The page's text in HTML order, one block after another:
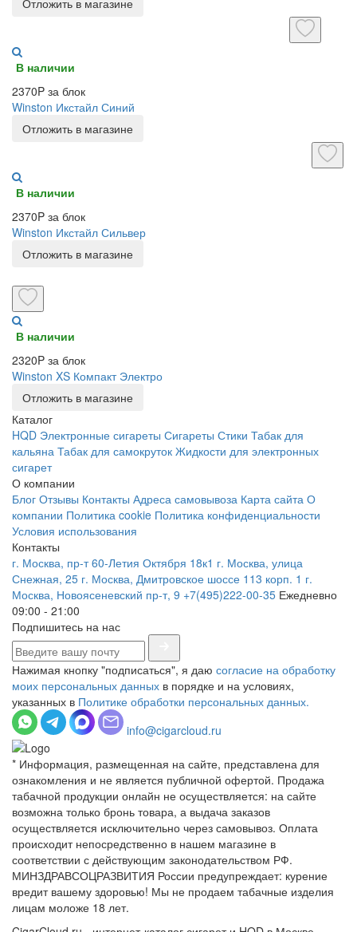
Отложить в магазине
В наличии
2370P за блок
Winston Икстайл Синий
Отложить в магазине
В наличии
2370P за блок
Winston Икстайл Сильвер
Отложить в магазине
В наличии
2320P за блок
Winston XS Компакт Электро
Отложить в магазине
Каталог
HQD Электронные сигареты Сигареты Стики Табак для
кальяна Табак для самокруток Жидкости для электронных
сигарет
О компании
Блог Отзывы Контакты Адреса самовывоза Карта сайта О
компании Политика cookie Политика конфиденциальности
Условия использования
Контакты
г. Москва, пр-т 60-Летия Октября 18к1 г. Москва, улица
Снежная, 25 г. Москва, Дмитровское шоссе 113 корп. 1 г.
Москва, Новоясеневский пр-т, 9 +7(495)222-00-35 Ежедневно
09:00 - 21:00
Подпишитесь на нас
Нажимая кнопку "подписаться", я даю согласие на обработку
моих персональных данных в порядке и на условиях,
указанных в Политике обработки персональных данных.
info@cigarcloud.ru
* Информация, размещенная на сайте, представлена для
ознакомления и не является публичной офертой. Продажа
табачной продукции онлайн не осуществляется: на сайте
возможна только бронь товара, а выдача заказов
осуществляется исключительно через самовывоз. Оплата
происходит непосредственно в нашем магазине в
соответствии с действующим законодательством РФ.
МИНЗДРАВСОЦРАЗВИТИЯ России предупреждает: курение
вредит вашему здоровью! Мы не продаем табачные изделия
лицам моложе 18 лет.